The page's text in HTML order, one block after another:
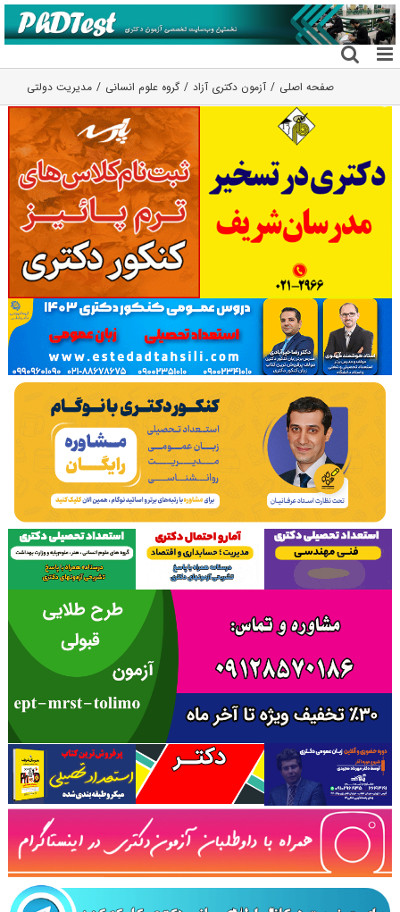
رفتن
به
محتوا
صفحه اصلی آزمون دکتری آزاد گروه علوم انسانی مدیریت دولتی